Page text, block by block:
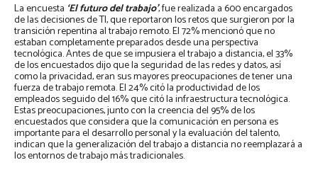
La encuesta ‘El futuro del trabajo’, fue realizada a 600 encargados
de las decisiones de TI, que reportaron los retos que surgieron por la
transición repentina al trabajo remoto. El 72% mencionó que no
estaban completamente preparados desde una perspectiva
tecnológica. Antes de que se impusiera el trabajo a distancia, el 33%
de los encuestados dijo que la seguridad de las redes y datos, así
como la privacidad, eran sus mayores preocupaciones de tener una
fuerza de trabajo remota. El 24% citó la productividad de los
empleados seguido del 16% que citó la infraestructura tecnológica.
Estas preocupaciones, junto con la creencia del 95% de los
encuestados que considera que la comunicación en persona es
importante para el desarrollo personal y la evaluación del talento,
indican que la generalización del trabajo a distancia no reemplazará a
los entornos de trabajo más tradicionales.